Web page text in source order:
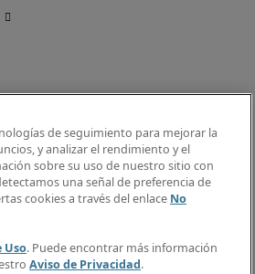
Conocimiento
newsletter
de seguimiento para mejorar la
y analizar el rendimiento y el
sobre su uso de nuestro sitio con
una señal de preferencia de
cookies a través del enlace No
Uso. Puede encontrar más información
Aviso de Privacidad.